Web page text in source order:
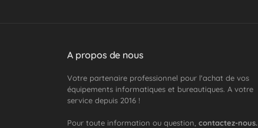
A propos de nous
Votre partenaire professionnel pour l'achat de vos
équipements informatiques et bureautiques. A votre
service depuis 2016 !
Pour toute information ou question, contactez-nous.